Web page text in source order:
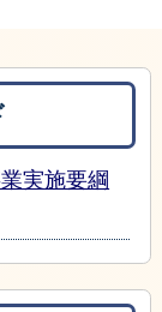
実施要綱